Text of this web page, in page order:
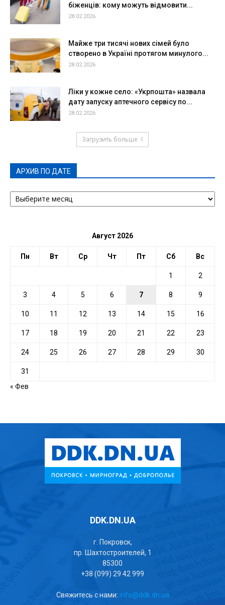
біженців: кому можуть відмовити...
28.02.2026
Майже три тисячі нових сімей було
створено в Україні протягом минулого...
28.02.2026
Ліки у кожне село: «Укрпошта» назвала
дату запуску аптечного сервісу по...
28.02.2026
Загрузить больше
АРХИВ ПО ДАТЕ
АРХИВ
ПО
Август 2026
Пн Вт Ср Чт Пт Сб Вс
1 2
3 4 5 6 7 8 9
10 11 12 13 14 15 16
17 18 19 20 21 22 23
24 25 26 27 28 29 30
31
« Фев
DDK.DN.UA
г. Покровск,
пр. Шахтостроителей, 1
85300
+38 (099) 29 42 999
Свяжитесь с нами: info@ddk.dn.ua